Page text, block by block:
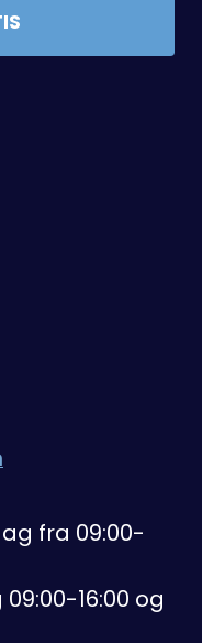
fra 09:00-
16:00 og